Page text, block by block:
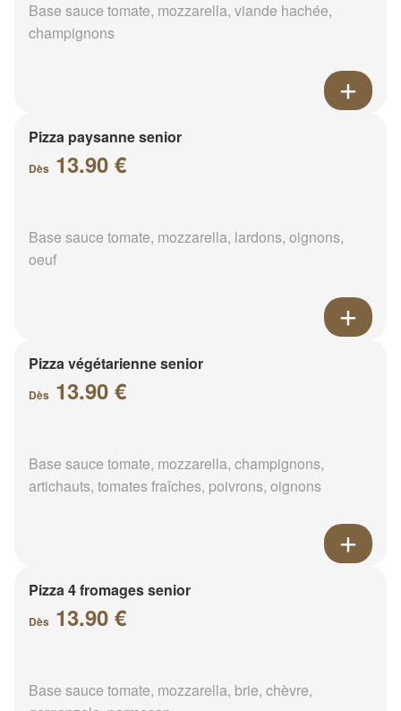
Base sauce tomate, mozzarella, viande hachée,
champignons
Pizza paysanne senior
Dès 13.90 €
Base sauce tomate, mozzarella, lardons, oignons,
oeuf
Pizza végétarienne senior
Dès 13.90 €
Base sauce tomate, mozzarella, champignons,
artichauts, tomates fraîches, poivrons, oignons
Pizza 4 fromages senior
Dès 13.90 €
Base sauce tomate, mozzarella, brie, chèvre,